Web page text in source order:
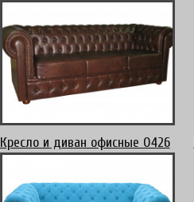
Кресло и диван офисные 0426